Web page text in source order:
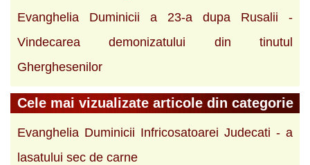
Evanghelia Duminicii a 23-a dupa Rusalii -
Vindecarea demonizatului din tinutul
Gherghesenilor
Cele mai vizualizate articole din categorie
Evanghelia Duminicii Infricosatoarei Judecati - a
lasatului sec de carne